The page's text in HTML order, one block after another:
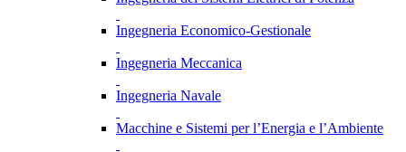
Ingegneria Economico-Gestionale
Ingegneria Meccanica
Ingegneria Navale
Macchine e Sistemi per l’Energia e l’Ambiente